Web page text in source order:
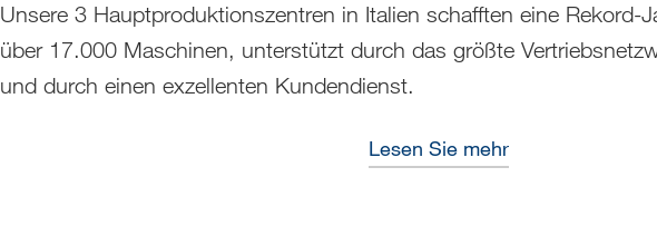
Unsere 3 Hauptproduktionszentren in Italien schafften eine Rekord-
über 17.000 Maschinen, unterstützt durch das größte
und durch einen exzellenten Kundendienst.
Lesen Sie mehr